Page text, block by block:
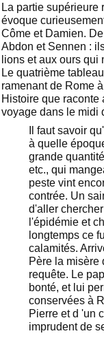
La partie supérieure
évoque
Côme et Damien.
Abdon et Sennen :
lions et aux ours
Le quatrième
ramenant de Rome
Histoire que raconte
voyage dans le midi
Il faut savoir
à quelle
grande
etc., qui
peste vint
contrée. Un
d'aller
l'épidémie et
longtemps ce
calamités.
Père la misère
requête. Le
bonté, et lui
conservées à
Pierre et d 'un
imprudent de